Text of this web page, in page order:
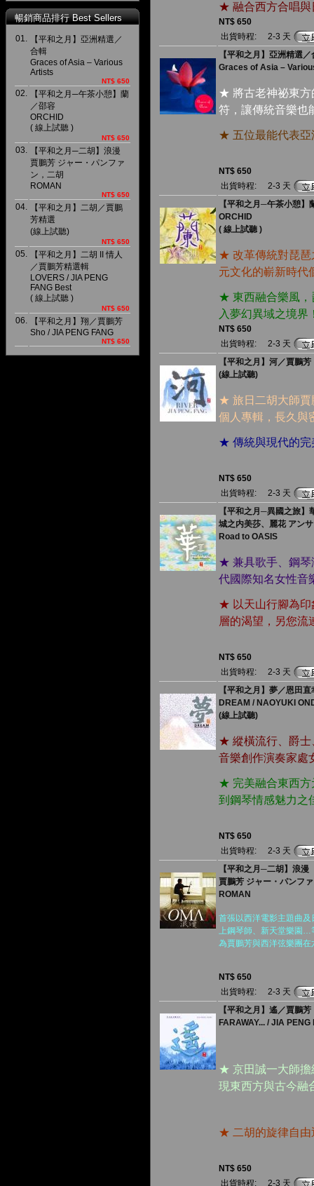
暢銷商品排行 Best Sellers
01.
【平和之月】亞洲精選／
合輯
Graces of Asia – Various
Artists
NT$ 650
02.
【平和之月─午茶小憩】蘭
／邵容
ORCHID
( 線上試聽 )
NT$ 650
03.
【平和之月─二胡】浪漫
賈鵬芳 ジャー・パンファ
ン，二胡
ROMAN
NT$ 650
04.
【平和之月】二胡／賈鵬
芳精選
(線上試聽)
NT$ 650
05.
【平和之月】二胡 II 情人
／賈鵬芳精選輯
LOVERS / JIA PENG
FANG Best
( 線上試聽 )
NT$ 650
06.
【平和之月】翔／賈鵬芳
Sho / JIA PENG FANG
NT$ 650
★ 融合西方合唱與
NT$ 650
出貨時程:
2-3 天
【平和之月】亞洲精選／
Graces of Asia –
★ 將古老神祕東方
符，讓傳統音樂也
★ 五位最能代表亞
NT$ 650
出貨時程:
2-3 天
【平和之月─午茶小憩】
ORCHID
( 線上試聽 )
★ 改革傳統對琵琶
元文化的嶄新時代
★ 東西融合樂風，
入夢幻異域之境界
NT$ 650
出貨時程:
2-3 天
【平和之月】河／賈鵬芳
(線上試聽)
★ 旅日二胡大師賈
個人專輯，長久與
★ 傳統與現代的完
NT$ 650
出貨時程:
2-3 天
【平和之月─異國之旅】
城之内美莎、麗花 アン
Road to OASIS
★ 兼具歌手、鋼琴
代國際知名女性音
★ 以天山行腳為印
層的渴望，另您流
NT$ 650
出貨時程:
2-3 天
【平和之月】夢／恩田直
DREAM / NAOYUKI
(線上試聽)
★ 縱橫流行、爵士
音樂創作演奏家處
★ 完美融合東西方
到鋼琴情感魅力之
NT$ 650
出貨時程:
2-3 天
【平和之月─二胡】浪漫
賈鵬芳 ジャー・パンフ
ROMAN
首張以西洋電影主題曲
上鋼琴師、新天堂樂園
為賈鵬芳與西洋弦樂團
NT$ 650
出貨時程:
2-3 天
【平和之月】遙／賈鵬芳
FARAWAY... / JIA PENG
★ 京田誠一大師擔
現東西方與古今融
★ 二胡的旋律自由
NT$ 650
出貨時程:
2-3 天